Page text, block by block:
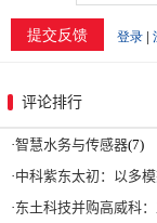
评论排行
·智慧水务与传感器(7)
·中科紫东太初：以多
·东土科技并购高威科